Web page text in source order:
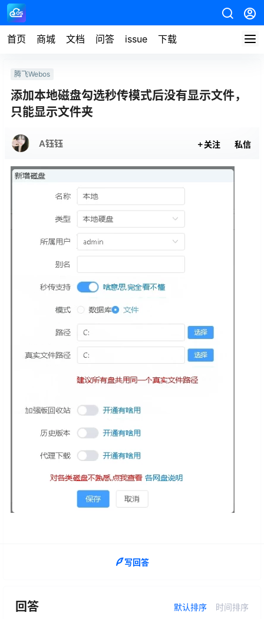
首页 商城 文档 问答 issue 下载
腾飞Webos
添加本地磁盘勾选秒传模式后没有显示文件，
只能显示文件夹
A钰钰 关注 私信
写回答
回答 默认排序 时间排序